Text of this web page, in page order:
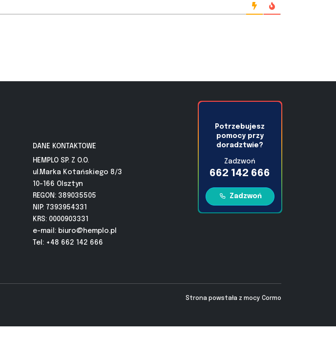
DANE KONTAKTOWE
HEMPLO SP. Z O.O.
ul.Marka Kotańskiego 8/3
10-166 Olsztyn
REGON: 389035505
NIP: 7393954331
KRS: 0000903331
e-mail: biuro@hemplo.pl
Tel: +48 662 142 666
Potrzebujesz
pomocy przy
doradztwie?
Zadzwoń
662 142 666
Zadzwoń
Strona powstała z mocy Cormo